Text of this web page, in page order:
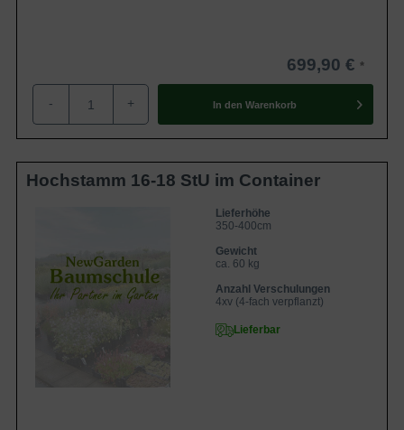
699,90 €
- + In den Warenkorb
Hochstamm 16-18 StU im Container
Lieferhöhe
350-400cm
Gewicht
ca. 60 kg
Anzahl Verschulungen
4xv (4-fach verpflanzt)
Lieferbar